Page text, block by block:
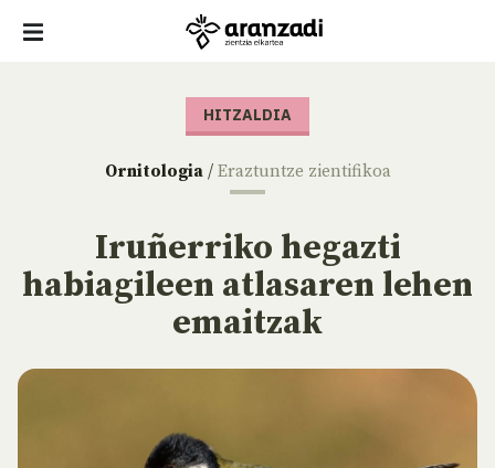
HITZALDIA
Ornitologia/ Eraztuntze zientifikoa
Iruñerriko hegazti
habiagileen atlasaren lehen
emaitzak